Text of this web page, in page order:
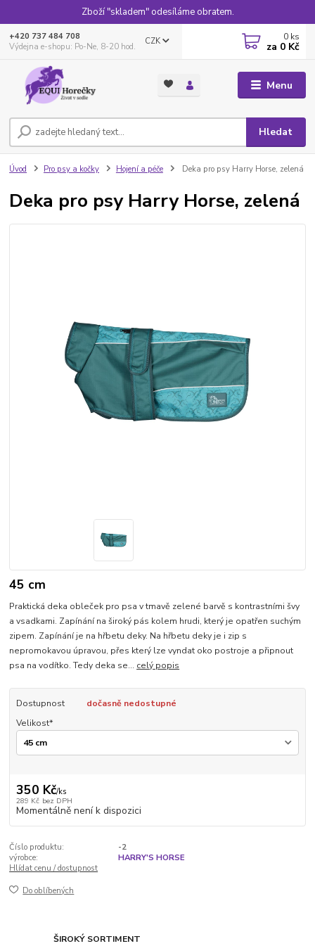
Zboží "skladem" odesíláme obratem.
Menu
CZK
Hledat
+420 737 484 708
Výdejna e-shopu: Po-Ne, 8-20 hod.
0 ks
za 0 Kč
Úvod Pro psy a kočky Hojení a péče Deka pro psy Harry Horse, zelená
Deka pro psy Harry Horse, zelená
45 cm
Praktická deka obleček pro psa v tmavě zelené barvě s kontrastními švy
a vsadkami. Zapínání na široký pás kolem hrudi, který je opatřen suchým
zipem. Zapínání je na hřbetu deky. Na hřbetu deky je i zip s
nepromokavou úpravou, přes který lze vyndat oko postroje a připnout
psa na vodítko. Tedy deka se... celý popis
Dostupnost
dočasně nedostupné
Velikost*
350 Kč/ks
289 Kč bez DPH
Momentálně není k dispozici
Číslo produktu:
-2
výrobce:
HARRY'S HORSE
Hlídat cenu / dostupnost
Do oblíbených
ŠIROKÝ SORTIMENT